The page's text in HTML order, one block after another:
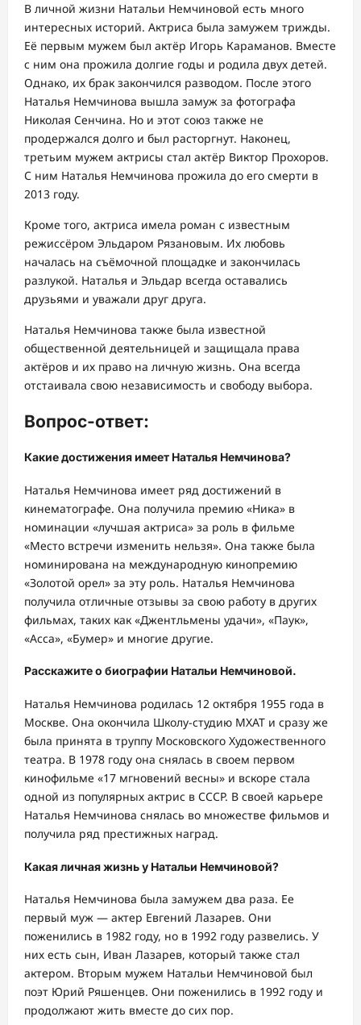
В личной жизни Натальи Немчиновой есть много
интересных историй. Актриса была замужем трижды.
Её первым мужем был актёр Игорь Караманов. Вместе
с ним она прожила долгие годы и родила двух детей.
Однако, их брак закончился разводом. После этого
Наталья Немчинова вышла замуж за фотографа
Николая Сенчина. Но и этот союз также не
продержался долго и был расторгнут. Наконец,
третьим мужем актрисы стал актёр Виктор Прохоров.
С ним Наталья Немчинова прожила до его смерти в
2013 году.
Кроме того, актриса имела роман с известным
режиссёром Эльдаром Рязановым. Их любовь
началась на съёмочной площадке и закончилась
разлукой. Наталья и Эльдар всегда оставались
друзьями и уважали друг друга.
Наталья Немчинова также была известной
общественной деятельницей и защищала права
актёров и их право на личную жизнь. Она всегда
отстаивала свою независимость и свободу выбора.
Вопрос-ответ:
Какие достижения имеет Наталья Немчинова?
Наталья Немчинова имеет ряд достижений в
кинематографе. Она получила премию «Ника» в
номинации «лучшая актриса» за роль в фильме
«Место встречи изменить нельзя». Она также была
номинирована на международную кинопремию
«Золотой орел» за эту роль. Наталья Немчинова
получила отличные отзывы за свою работу в других
фильмах, таких как «Джентльмены удачи», «Паук»,
«Асса», «Бумер» и многие другие.
Расскажите о биографии Натальи Немчиновой.
Наталья Немчинова родилась 12 октября 1955 года в
Москве. Она окончила Школу-студию МХАТ и сразу же
была принята в труппу Московского Художественного
театра. В 1978 году она снялась в своем первом
кинофильме «17 мгновений весны» и вскоре стала
одной из популярных актрис в СССР. В своей карьере
Наталья Немчинова снялась во множестве фильмов и
получила ряд престижных наград.
Какая личная жизнь у Натальи Немчиновой?
Наталья Немчинова была замужем два раза. Ее
первый муж — актер Евгений Лазарев. Они
поженились в 1982 году, но в 1992 году развелись. У
них есть сын, Иван Лазарев, который также стал
актером. Вторым мужем Натальи Немчиновой был
поэт Юрий Ряшенцев. Они поженились в 1992 году и
продолжают жить вместе до сих пор.